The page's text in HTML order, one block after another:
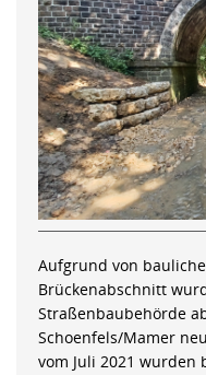
Aufgrund von
Brückenabschnitt
Straßenbaubehörde
Schoenfels/Mamer
vom Juli 2021 wurden